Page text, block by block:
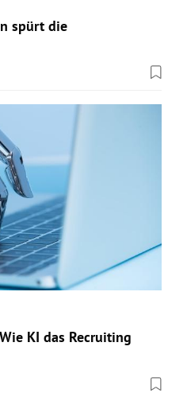
spürt die
KI das Recruiting